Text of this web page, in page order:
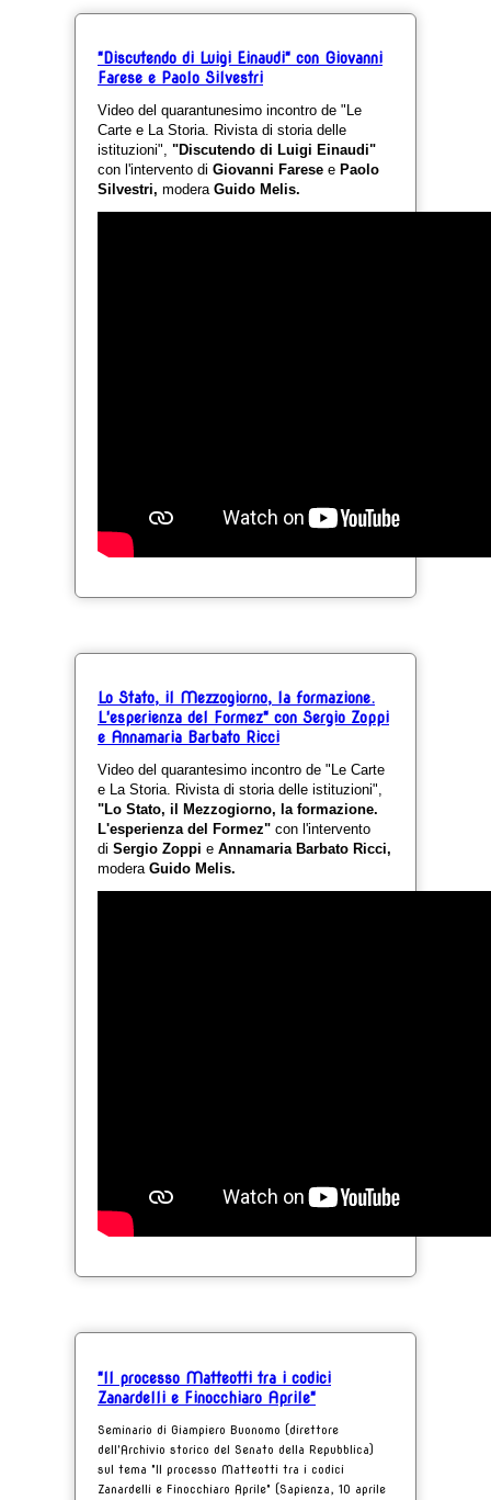
"Discutendo di Luigi Einaudi" con Giovanni
Farese e Paolo Silvestri
Video del quarantunesimo incontro de "Le
Carte e La Storia. Rivista di storia delle
istituzioni", "Discutendo di Luigi Einaudi"
con l'intervento di Giovanni Farese e Paolo
Silvestri, modera Guido Melis.
Lo Stato, il Mezzogiorno, la formazione.
L'esperienza del Formez" con Sergio Zoppi
e Annamaria Barbato Ricci
Video del quarantesimo incontro de "Le Carte
e La Storia. Rivista di storia delle istituzioni",
"Lo Stato, il Mezzogiorno, la formazione.
L'esperienza del Formez" con l'intervento
di Sergio Zoppi e Annamaria Barbato Ricci,
modera Guido Melis.
"Il processo Matteotti tra i codici
Zanardelli e Finocchiaro Aprile"
Seminario di Giampiero Buonomo (direttore
dell'Archivio storico del Senato della Repubblica)
sul tema "Il processo Matteotti tra i codici
Zanardelli e Finocchiaro Aprile" (Sapienza, 10 aprile